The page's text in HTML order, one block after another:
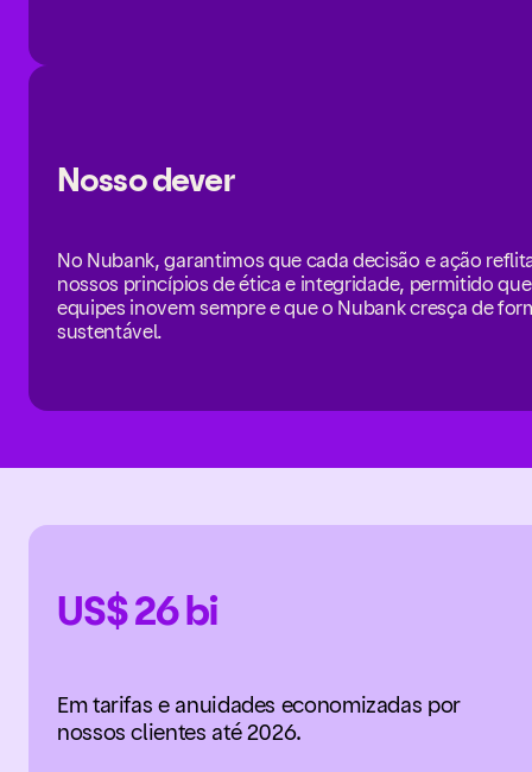
Nosso dever
No Nubank, garantimos que cada decisão e ação
nossos princípios de ética e integridade, permitido
equipes inovem sempre e que o Nubank cresça de
sustentável.
US$ 26 bi
Em tarifas e anuidades economizadas por
nossos clientes até 2026.